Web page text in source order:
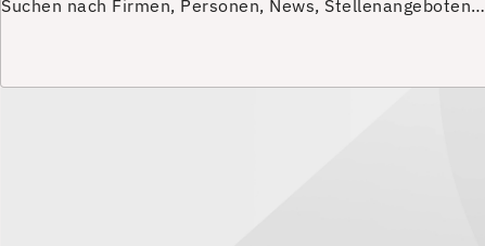
Suchen nach Firmen, Personen, News, Stellenangeboten…